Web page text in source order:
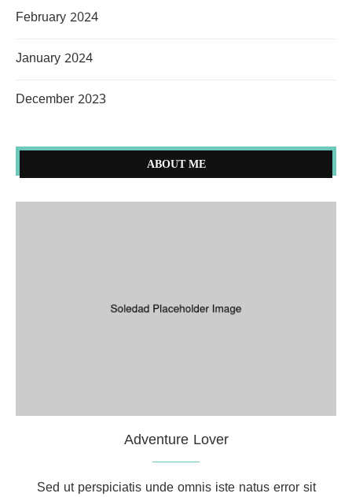
February 2024
January 2024
December 2023
ABOUT ME
Adventure Lover
Sed ut perspiciatis unde omnis iste natus error sit